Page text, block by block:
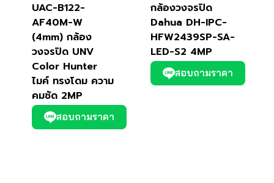
UAC-B122-
AF40M-W
(4mm) กล้อง
วงจรปิด UNV
Color Hunter
ไมค์ ทรงโดม ความ
คมชัด 2MP
สอบถามราคา
กล้องวงจรปิด
Dahua DH-IPC-
HFW2439SP-SA-
LED-S2 4MP
สอบถามราคา